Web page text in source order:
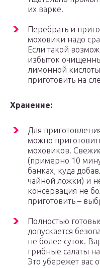
их варке.
Перебрать и
моховики надо
Если такой
избыток
лимонной
приготовить на
Хранение:
Для
можно
моховиков.
(примерно 10
банках, куда
чайной ложки) и
консервация не
приготовить –
Полностью
допускается
не более суток.
грибные салаты
Это убережет вас